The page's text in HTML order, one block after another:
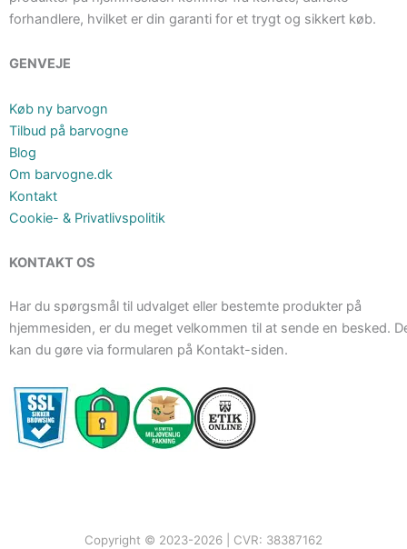
forhandlere, hvilket er din garanti for et trygt og sikkert køb.
GENVEJE
Køb ny barvogn
Tilbud på barvogne
Blog
Om barvogne.dk
Kontakt
Cookie- & Privatlivspolitik
KONTAKT OS
Har du spørgsmål til udvalget eller bestemte produkter på
hjemmesiden, er du meget velkommen til at sende en besked.
kan du gøre via formularen på Kontakt-siden.
Copyright © 2023-2026 | CVR: 38387162